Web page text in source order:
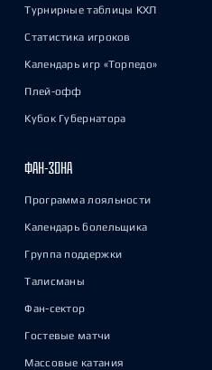
Турнирные таблицы КХЛ
Статистика игроков
Календарь игр «Торпедо»
Плей-офф
Кубок Губернатора
ФАН-ЗОНА
Программа лояльности
Календарь болельщика
Группа поддержки
Талисманы
Фан-сектор
Гостевые матчи
Массовые катания